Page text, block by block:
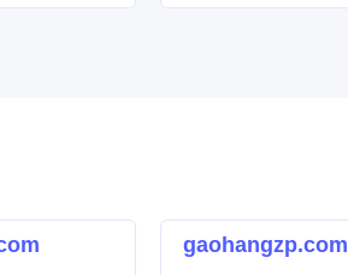
gaohangzp.com